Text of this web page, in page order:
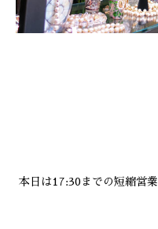
本日は17:30までの短縮営